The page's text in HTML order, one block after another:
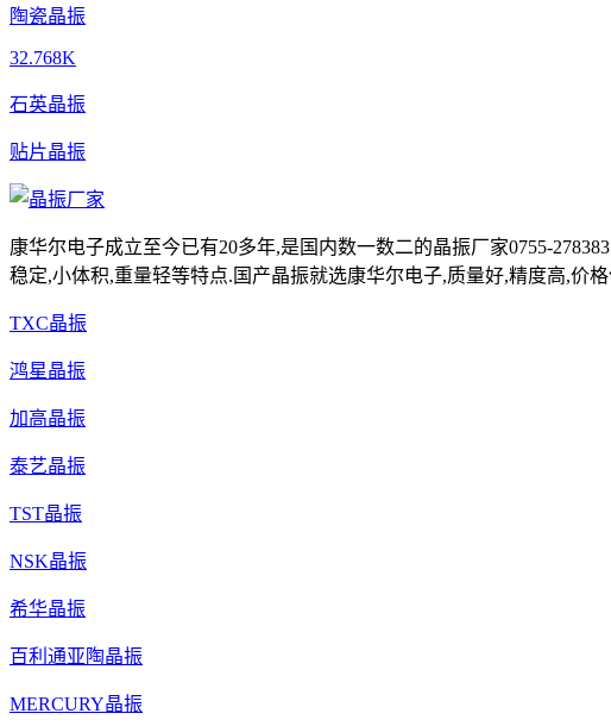
陶瓷晶振
32.768K
石英晶振
贴片晶振
康华尔电子成立至今已有20多年,是国内数一数二的晶振厂家0755-
稳定,小体积,重量轻等特点.国产晶振就选康华尔电子,质量好,精度高,价
TXC晶振
鸿星晶振
加高晶振
泰艺晶振
TST晶振
NSK晶振
希华晶振
百利通亚陶晶振
MERCURY晶振